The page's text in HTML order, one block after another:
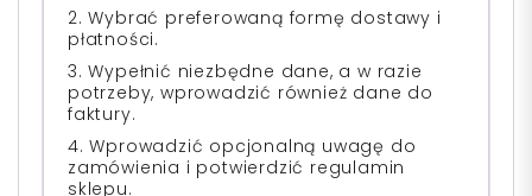
2. Wybrać preferowaną formę dostawy i
płatności.
3. Wypełnić niezbędne dane, a w razie
potrzeby, wprowadzić również dane do
faktury.
4. Wprowadzić opcjonalną uwagę do
zamówienia i potwierdzić regulamin
sklepu.